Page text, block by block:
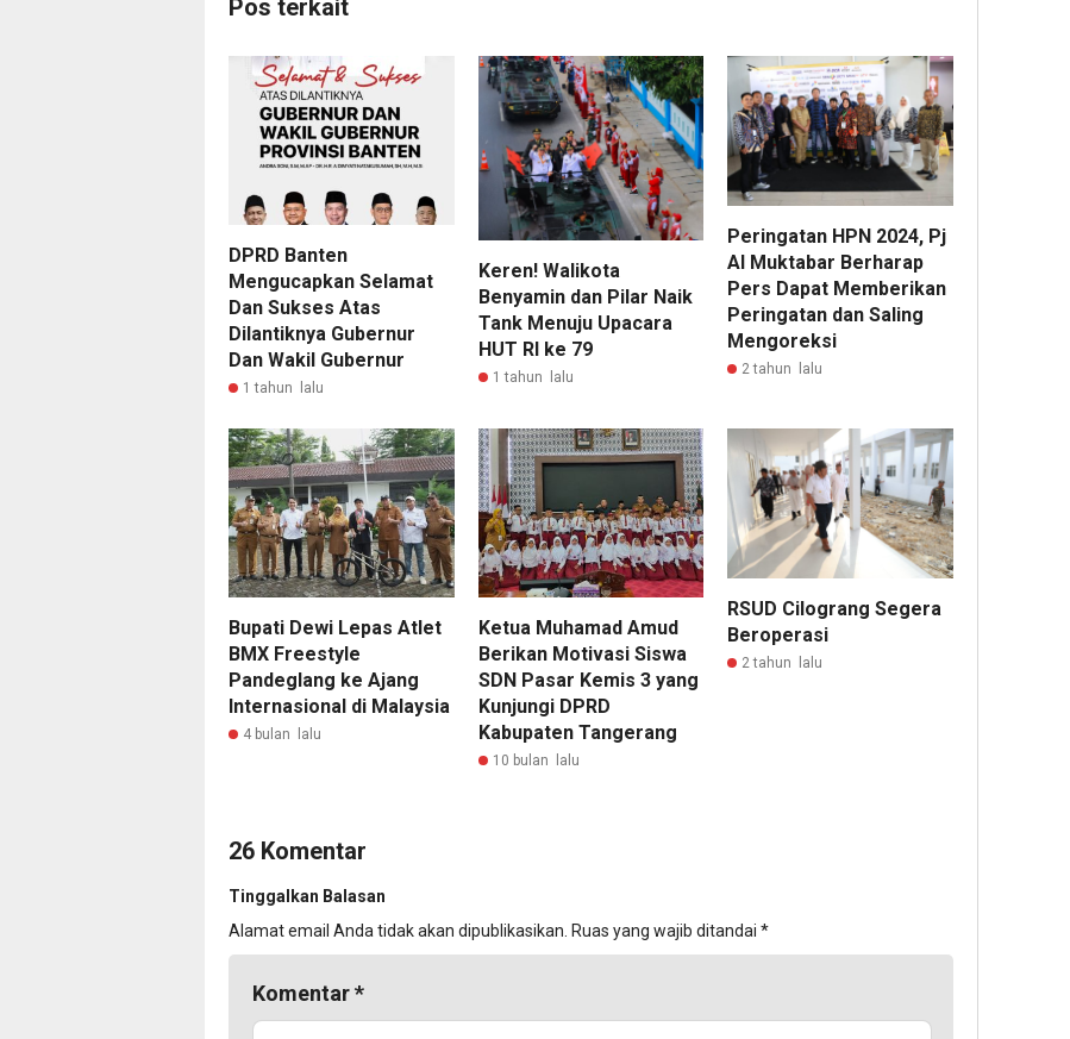
Pos terkait
DPRD Banten
Mengucapkan Selamat
Dan Sukses Atas
Dilantiknya Gubernur
Dan Wakil Gubernur
1 tahun lalu
Keren! Walikota
Benyamin dan Pilar Naik
Tank Menuju Upacara
HUT RI ke 79
1 tahun lalu
Peringatan HPN 2024, Pj
Al Muktabar Berharap
Pers Dapat Memberikan
Peringatan dan Saling
Mengoreksi
2 tahun lalu
Bupati Dewi Lepas Atlet
BMX Freestyle
Pandeglang ke Ajang
Internasional di Malaysia
4 bulan lalu
Ketua Muhamad Amud
Berikan Motivasi Siswa
SDN Pasar Kemis 3 yang
Kunjungi DPRD
Kabupaten Tangerang
10 bulan lalu
RSUD Cilograng Segera
Beroperasi
2 tahun lalu
26 Komentar
Tinggalkan Balasan
Alamat email Anda tidak akan dipublikasikan. Ruas yang wajib ditandai *
Komentar*